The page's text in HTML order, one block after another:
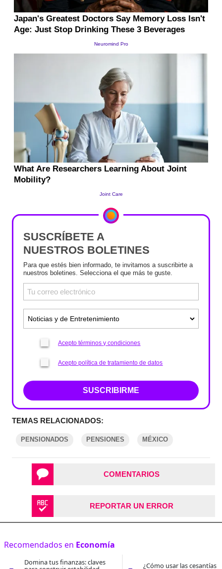
SUSCRÍBETE A
NUESTROS BOLETINES
Para que estés bien informado, te invitamos a suscribirte a
nuestros boletines. Selecciona el que más te guste.
Acepto términos y condiciones
Acepto política de tratamiento de datos
SUSCRIBIRME
TEMAS RELACIONADOS:
PENSIONADOS PENSIONES MÉXICO
COMENTARIOS
REPORTAR UN ERROR
Recomendados en Economía
Domina tus finanzas: claves ¿Cómo usar las cesantías